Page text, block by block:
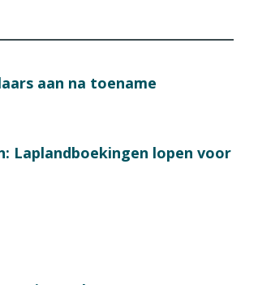
aan na toename
Laplandboekingen lopen voor